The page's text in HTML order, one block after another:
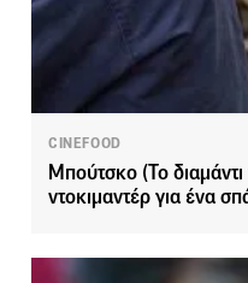
CINEFOOD
Μπούτσκο (Το
ντοκιμαντέρ για ένα